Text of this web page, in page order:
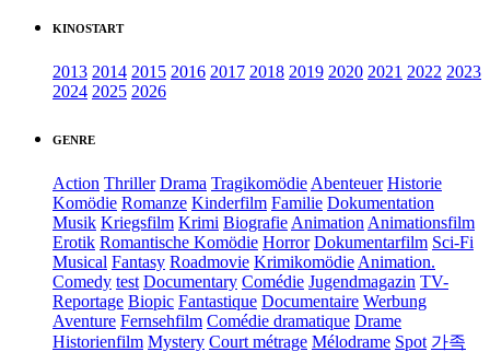
KINOSTART
2013 2014 2015 2016 2017 2018 2019 2020 2021 2022 2023
2024 2025 2026
GENRE
Action Thriller Drama Tragikomödie Abenteuer Historie
Komödie Romanze Kinderfilm Familie Dokumentation
Musik Kriegsfilm Krimi Biografie Animation Animationsfilm
Erotik Romantische Komödie Horror Dokumentarfilm Sci-Fi
Musical Fantasy Roadmovie Krimikomödie Animation.
Comedy test Documentary Comédie Jugendmagazin TV-
Reportage Biopic Fantastique Documentaire Werbung
Aventure Fernsehfilm Comédie dramatique Drame
Historienfilm Mystery Court métrage Mélodrame Spot 가족